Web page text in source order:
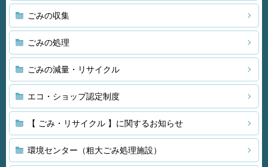
ごみの収集
ごみの処理
ごみの減量・リサイクル
エコ・ショップ認定制度
【 ごみ・リサイクル 】に関するお知らせ
環境センター（粗大ごみ処理施設）